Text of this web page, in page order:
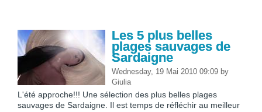
Les 5 plus belles
plages sauvages de
Sardaigne
Wednesday, 19 Mai 2010 09:09 by
Giulia
L'été approche!!! Une sélection des plus belles plages
sauvages de Sardaigne. Il est temps de réfléchir au meilleur